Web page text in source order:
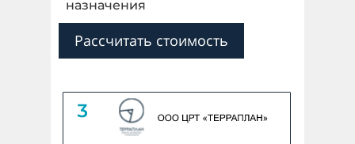
назначения
Рассчитать стоимость